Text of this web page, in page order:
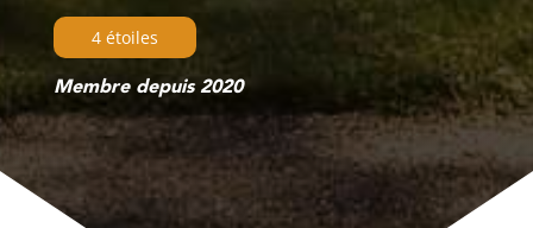
4 étoiles
Membre depuis 2020